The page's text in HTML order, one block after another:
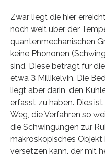
Zwar liegt die hier
noch weit über der
quantenmechanischen
keine Phononen
sind. Diese beträgt für
etwa 3 Millikelvin. Die
liegt aber darin, den
erfasst zu haben. Dies
Weg, die Verfahren so
die Schwingungen zur
makroskopisches
versetzen kann, der mit